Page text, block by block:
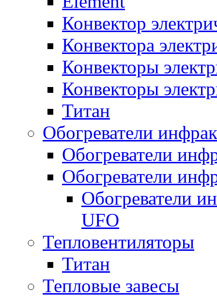
Конвектор
Конвектора
Конвекторы
Конвекторы
Титан
Обогреватели
Обогреватели
Обогреватели
Обогреватели
UFO
Тепловентиляторы
Титан
Тепловые завесы